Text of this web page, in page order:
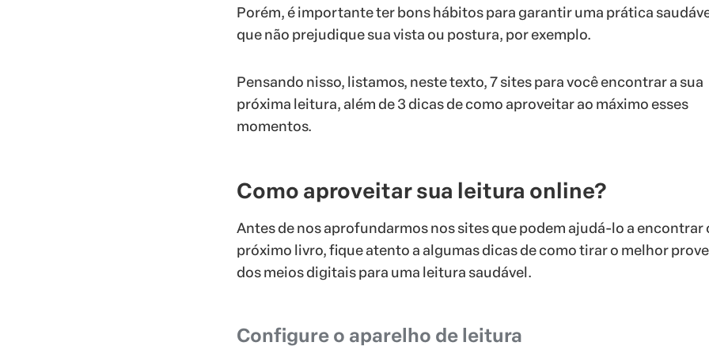
Porém, é importante ter bons hábitos para garantir uma prática
que não prejudique sua vista ou postura, por exemplo.
Pensando nisso, listamos, neste texto, 7 sites para você encontrar a sua
próxima leitura, além de 3 dicas de como aproveitar ao máximo esses
momentos.
Como aproveitar sua leitura online?
Antes de nos aprofundarmos nos sites que podem ajudá-lo a encontrar
próximo livro, fique atento a algumas dicas de como tirar o melhor
dos meios digitais para uma leitura saudável.
Configure o aparelho de leitura